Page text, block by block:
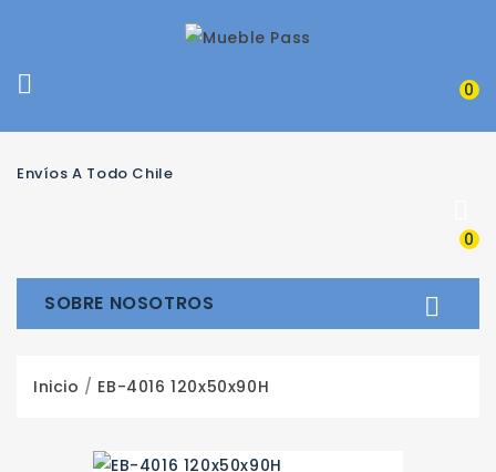
 0
Envíos A Todo Chile
0
SOBRE NOSOTROS 
Inicio EB-4016 120x50x90H